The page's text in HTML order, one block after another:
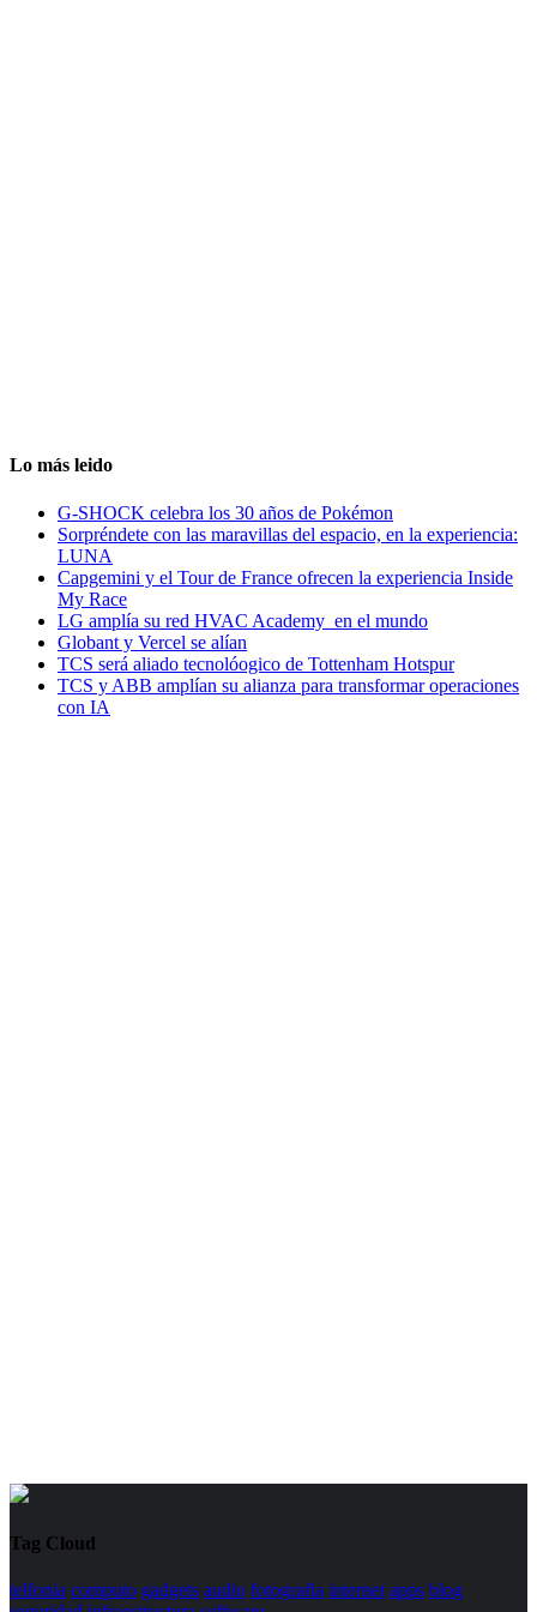
Lo más leido
G-SHOCK celebra los 30 años de Pokémon
Sorpréndete con las maravillas del espacio, en la experiencia:
LUNA
Capgemini y el Tour de France ofrecen la experiencia Inside
My Race
LG amplía su red HVAC Academy en el mundo
Globant y Vercel se alían
TCS será aliado tecnolóogico de Tottenham Hotspur
TCS y ABB amplían su alianza para transformar operaciones
con IA
Tag Cloud
telfonia computo gadgets audio fotografia internet apps blog